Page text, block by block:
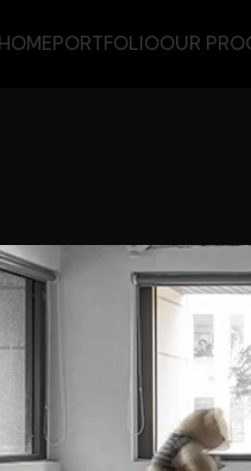
HOMEPORTFOLIOOUR